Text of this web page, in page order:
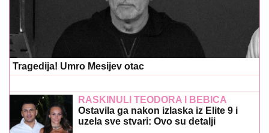
Tragedija! Umro Mesijev otac
RASKINULI TEODORA I BEBICA
Ostavila ga nakon izlaska iz Elite 9 i
uzela sve stvari: Ovo su detalji